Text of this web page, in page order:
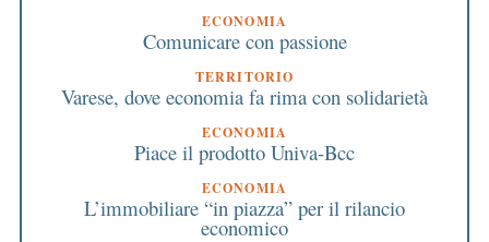
ECONOMIA
Comunicare con passione
TERRITORIO
Varese, dove economia fa rima con solidarietà
ECONOMIA
Piace il prodotto Univa-Bcc
ECONOMIA
L’immobiliare “in piazza” per il rilancio
economico